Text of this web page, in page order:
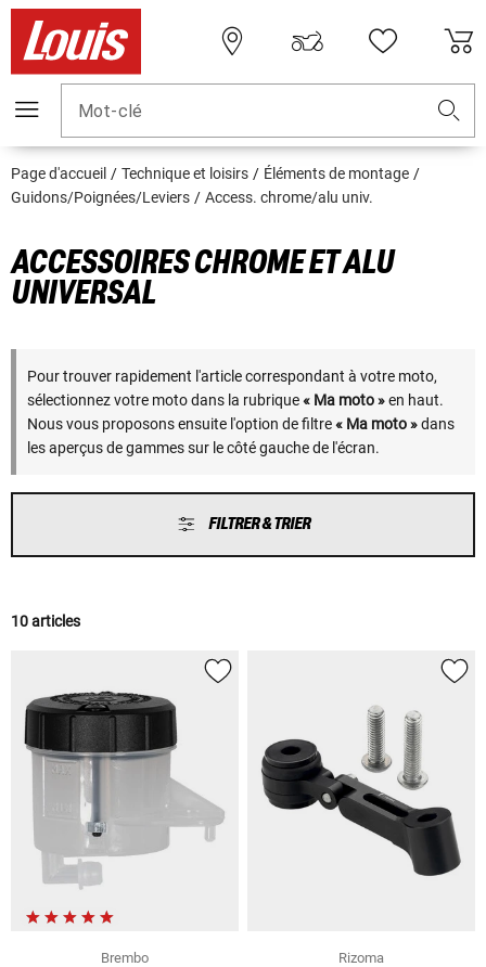
Mot-clé
Page d'accueil Technique et loisirs
Éléments de montage
Guidons/Poignées/Leviers
Access. chrome/alu univ.
ACCESSOIRES CHROME ET ALU
UNIVERSAL
Pour trouver rapidement l'article correspondant à votre moto,
sélectionnez votre moto dans la rubrique« Ma moto »en haut.
Nous vous proposons ensuite l'option de filtre« Ma moto »dans
les aperçus de gammes sur le côté gauche de l'écran.
FILTRER & TRIER
10 articles
Brembo
Rizoma